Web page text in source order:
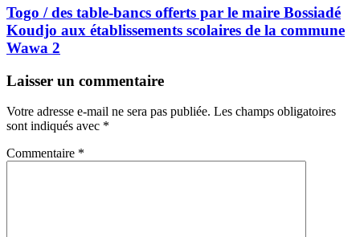
Togo / des table-bancs offerts par le maire Bossiadé
Koudjo aux établissements scolaires de la commune
Wawa 2
Laisser un commentaire
Votre adresse e-mail ne sera pas publiée. Les champs obligatoires
sont indiqués avec *
Commentaire *